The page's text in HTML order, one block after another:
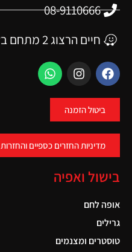
08-9110666
חיים הרצוג 2 מתחם בליליוס גדרה
ביטול הזמנה
מדיניות החזרים כספיים והחזרות
בישול ואפיה
אופה לחם
גרילים
טוסטרים ומצנמים